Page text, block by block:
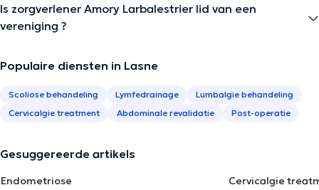
Is zorgverlener Amory Larbalestrier lid van een
vereniging ?
Populaire diensten in Lasne
Scoliose behandeling Lymfedrainage
Lumbalgie behandeling
Cervicalgie treatment
Abdominale revalidatie Post-operatie
Gesuggereerde artikels
Endometriose
Cervicalgie